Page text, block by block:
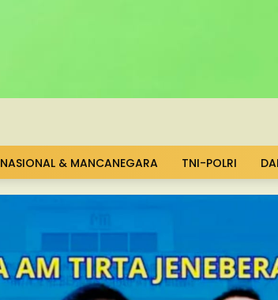
NASIONAL & MANCANEGARA TNI-POLRI